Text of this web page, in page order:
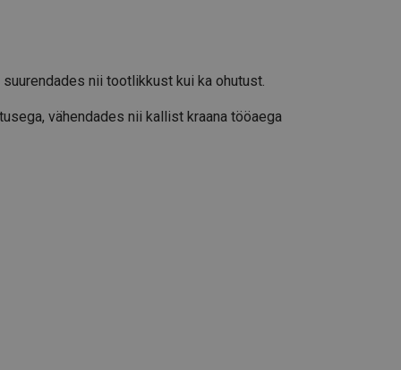
nii tootlikkust kui ka ohutust.
vähendades nii kallist kraana tööaega